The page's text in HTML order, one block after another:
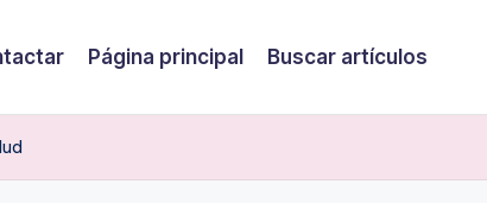
Página principal Buscar artículos